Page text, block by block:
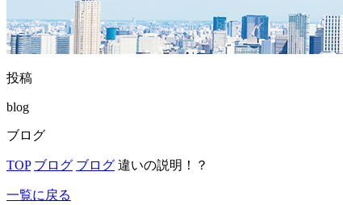
投稿
blog
ブログ
TOP ブログ ブログ 違いの説明！？
一覧に戻る